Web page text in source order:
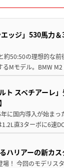
ッジ」530馬力
50:50の理想的な
るMモデル。BMW
ト スペチアーレ
に国内導入が始ま
直3ターボに6速
ハリアーの新カス
！ 今回のモデリス